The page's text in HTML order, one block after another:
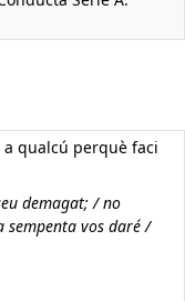
qualcú perquè faci
demagat; / no
vos daré /